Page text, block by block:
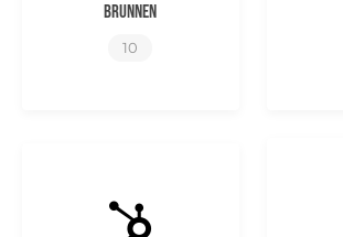
Brunnen
10